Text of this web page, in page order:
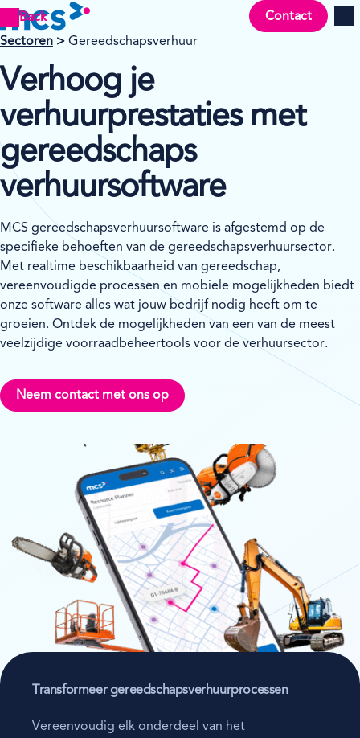
Back Contact
Sectoren > Gereedschapsverhuur
Verhoog je
verhuurprestaties met
gereedschaps
verhuursoftware
MCS gereedschapsverhuursoftware is afgestemd op de
specifieke behoeften van de gereedschapsverhuursector.
Met realtime beschikbaarheid van gereedschap,
vereenvoudigde processen en mobiele mogelijkheden biedt
onze software alles wat jouw bedrijf nodig heeft om te
groeien. Ontdek de mogelijkheden van een van de meest
veelzijdige voorraadbeheertools voor de verhuursector.
Neem contact met ons op
Transformeer gereedschapsverhuurprocessen
Vereenvoudig elk onderdeel van het